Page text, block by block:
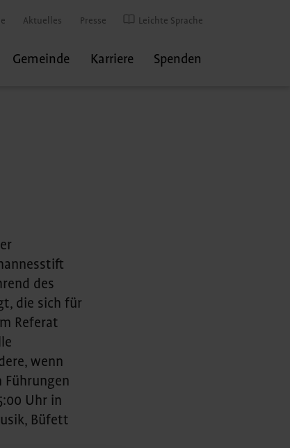
Aktuelles Presse Leichte Sprache
Gemeinde Karriere Spenden
des
die sich für
Referat
wenn
Führungen
Uhr in
Büfett